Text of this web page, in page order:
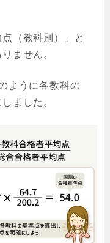
（教科別）」と
ません。
ように各教科の
ました。